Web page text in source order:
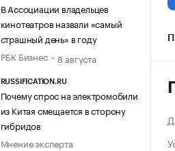
В Ассоциации владельцев
кинотеатров назвали «самый
страшный день» в году
РБК Бизнес
8 августа
RUSSIFICATION.RU
Почему спрос на электромобили
из Китая смещается в сторону
гибридов
Мнение эксперта